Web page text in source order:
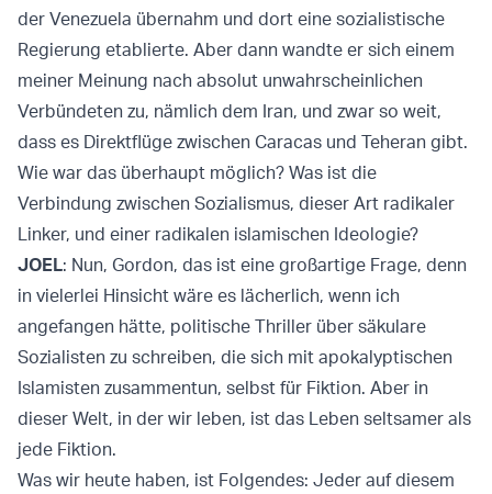
der Venezuela übernahm und dort eine sozialistische
Regierung etablierte. Aber dann wandte er sich einem
meiner Meinung nach absolut unwahrscheinlichen
Verbündeten zu, nämlich dem Iran, und zwar so weit,
dass es Direktflüge zwischen Caracas und Teheran gibt.
Wie war das überhaupt möglich? Was ist die
Verbindung zwischen Sozialismus, dieser Art radikaler
Linker, und einer radikalen islamischen Ideologie?
JOEL: Nun, Gordon, das ist eine großartige Frage, denn
in vielerlei Hinsicht wäre es lächerlich, wenn ich
angefangen hätte, politische Thriller über säkulare
Sozialisten zu schreiben, die sich mit apokalyptischen
Islamisten zusammentun, selbst für Fiktion. Aber in
dieser Welt, in der wir leben, ist das Leben seltsamer als
jede Fiktion.
Was wir heute haben, ist Folgendes: Jeder auf diesem